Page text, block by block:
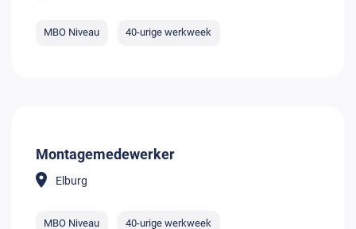
MBO Niveau 40-urige werkweek
Montagemedewerker
Elburg
MBO Niveau 40-urige werkweek